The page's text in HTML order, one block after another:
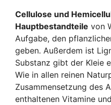
Cellulose und
Hauptbestandteile von
Aufgabe, den
geben. Außerdem ist
Substanz gibt der Kleie
Wie in allen reinen
Zusammensetzung des
enthaltenen Vitamine